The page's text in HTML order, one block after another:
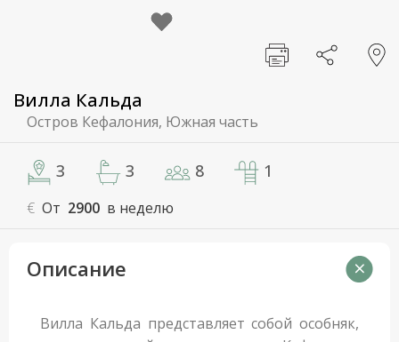
Вилла Кальда
Остров Кефалония, Южная часть
3 3 8 1
€ От 2900 в неделю
Описание
Вилла Кальда представляет собой особняк,